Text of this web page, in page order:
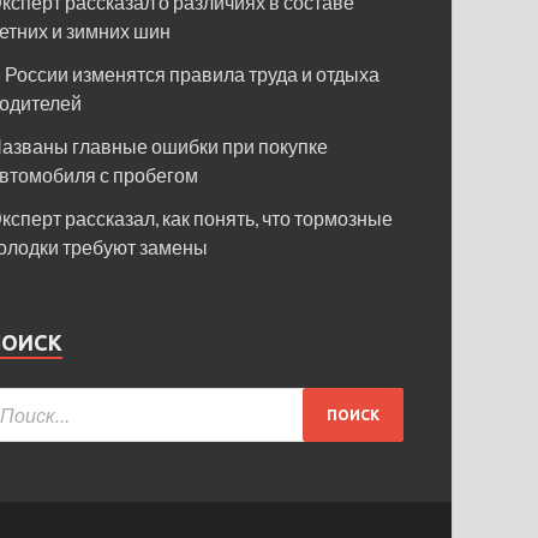
и зимних шин
России изменятся правила труда и отдыха
главные ошибки при покупке
с пробегом
рассказал, как понять, что тормозные
требуют замены